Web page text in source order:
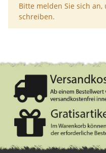
x
Bitte melden Sie sich
schreiben.